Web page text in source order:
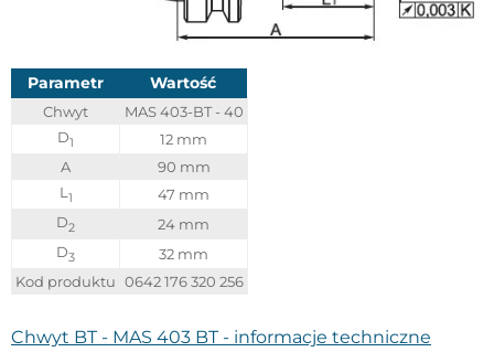
Parametr Wartość
Chwyt
MAS 403-BT - 40
D1
12 mm
A
90 mm
L 1
47 mm
D2
24 mm
D3
32 mm
Kod produktu 0642 176 320 256
Chwyt BT - MAS 403 BT - informacje techniczne